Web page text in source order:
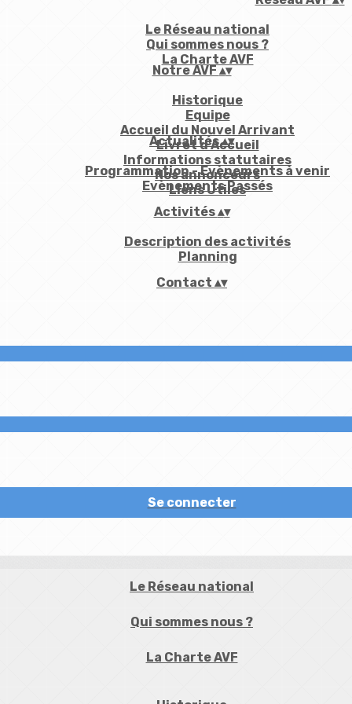
Le Réseau national
Qui sommes nous ?
La Charte AVF
Notre AVF▴▾
Historique
Equipe
Accueil du Nouvel Arrivant
Livret d'Accueil
Informations statutaires
Nos annonceurs
Liens Utiles
Actualités▴▾
Programmation - Evènements à venir
Evènements Passés
Activités▴▾
Description des activités
Planning
Contact ▴▾
Se connecter
Le Réseau national
Qui sommes nous ?
La Charte AVF